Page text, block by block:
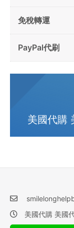
免稅轉運
PayPal代刷
美國代購
美國代購 美國